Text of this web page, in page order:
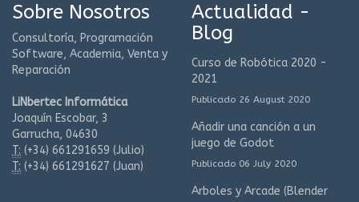
Sobre Nosotros
Consultoría, Programación
Software, Academia, Venta y
Reparación
LiNbertec Informática
Joaquín Escobar, 3
Garrucha, 04630
T: (+34) 661291659 (Julio)
T: (+34) 661291627 (Juan)
Actualidad -
Blog
Curso de Robótica 2020 -
2021
Publicado 26 August 2020
Añadir una canción a un
juego de Godot
Publicado 06 July 2020
Arboles y Arcade (Blender